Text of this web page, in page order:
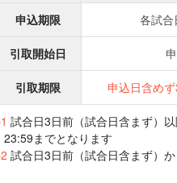
申込期限 各試
引取開始日
引取期限 申込日含め
1試合日3日前（試合日含まず）
23:59までとなります
2 試合日3日前（試合日含まず）